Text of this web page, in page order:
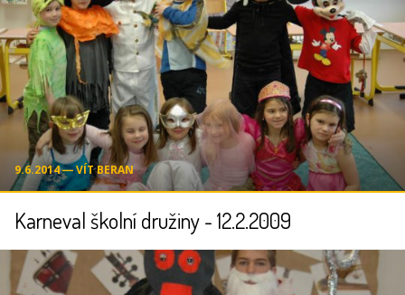
9.6.2014 ― VÍT BERAN
Karneval školní družiny - 12.2.2009